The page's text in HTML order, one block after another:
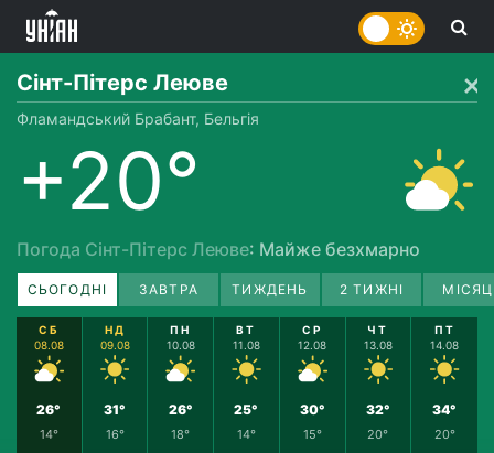
Сінт-Пітерс Леюве
Фламандський Брабант, Бельгія
+20°
Погода Сінт-Пітерс Леюве: Майже безхмарно
СЬОГОДНІ ЗАВТРА ТИЖДЕНЬ 2 ТИЖНІ
СБ
08.08
26°
14°
НД
09.08
31°
16°
ПН
10.08
26°
18°
ВТ
11.08
25°
14°
СР
12.08
30°
15°
ЧТ
13.08
32°
20°
ПТ
14.08
34°
20°